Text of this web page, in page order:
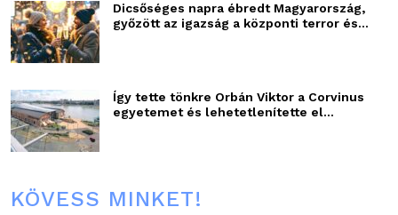
Dicsőséges napra ébredt Magyarország,
győzött az igazság a központi terror és...
Így tette tönkre Orbán Viktor a Corvinus
egyetemet és lehetetlenítette el...
KÖVESS MINKET!